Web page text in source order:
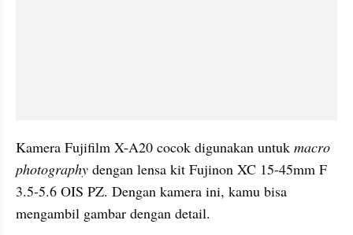
Kamera Fujifilm X-A20 cocok digunakan untuk macro
photography dengan lensa kit Fujinon XC 15-45mm F
3.5-5.6 OIS PZ. Dengan kamera ini, kamu bisa
mengambil gambar dengan detail.